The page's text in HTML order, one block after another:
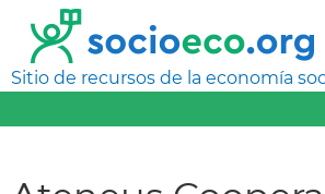
Sitio de recursos de la economía